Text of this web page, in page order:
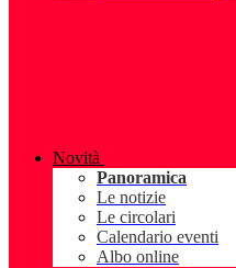
Novità
Panoramica
Le notizie
Le circolari
Calendario eventi
Albo online